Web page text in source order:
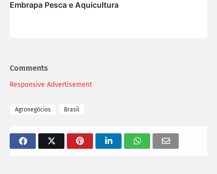
Embrapa Pesca e Aquicultura
Comments
Responsive Advertisement
Agronegócios Brasil